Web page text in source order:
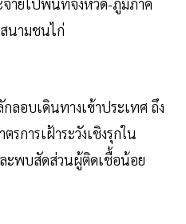
จายไปพื้นที่จังหวัด-ภูมิภาค
นามชนไก่
ลอบเดินทางเข้าประเทศ ถึง
การเฝ้าระวังเชิงรุกใน
ะพบสัดส่วนผู้ติดเชื้อน้อย